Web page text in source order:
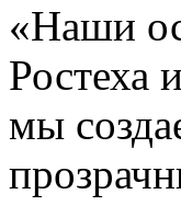
«Наши
Ростеха
мы